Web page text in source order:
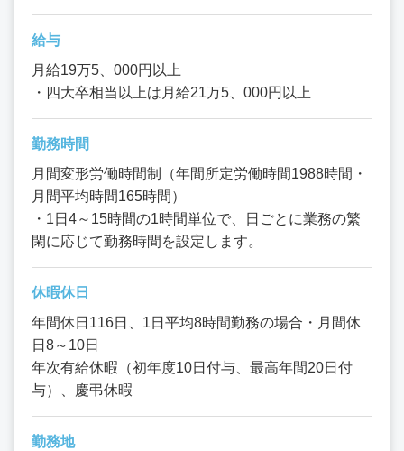
給与
月給19万5、000円以上
・四大卒相当以上は月給21万5、000円以上
勤務時間
月間変形労働時間制（年間所定労働時間1988時間・
月間平均時間165時間）
・1日4～15時間の1時間単位で、日ごとに業務の繁
閑に応じて勤務時間を設定します。
休暇休日
年間休日116日、1日平均8時間勤務の場合・月間休
日8～10日
年次有給休暇（初年度10日付与、最高年間20日付
与）、慶弔休暇
勤務地